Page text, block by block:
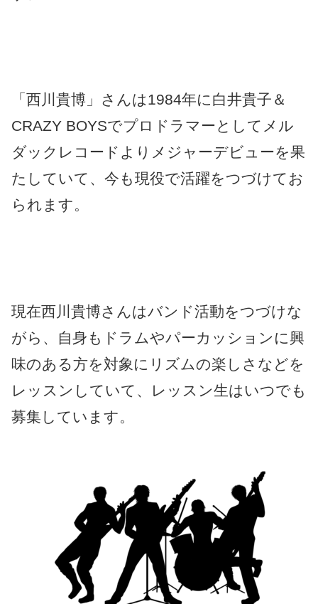
「西川貴博」さんは1984年に白井貴子＆
CRAZY BOYSでプロドラマーとしてメル
ダックレコードよりメジャーデビューを果
たしていて、今も現役で活躍をつづけてお
られます。
現在西川貴博さんはバンド活動をつづけな
がら、自身もドラムやパーカッションに興
味のある方を対象にリズムの楽しさなどを
レッスンしていて、レッスン生はいつでも
募集しています。